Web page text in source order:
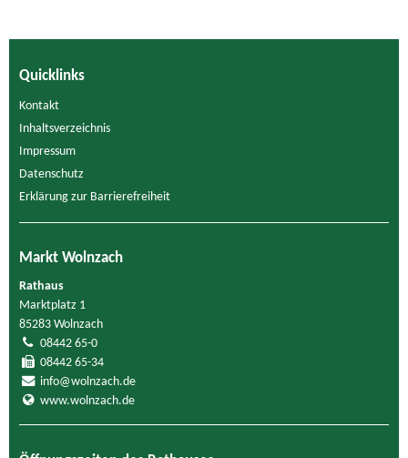
Quicklinks
Kontakt
Inhaltsverzeichnis
Impressum
Datenschutz
Erklärung zur Barrierefreiheit
Markt Wolnzach
Rathaus
Marktplatz 1
85283 Wolnzach
08442 65-0
08442 65-34
info@wolnzach.de
www.wolnzach.de